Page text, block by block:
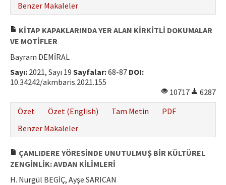
Benzer Makaleler
KİTAP KAPAKLARINDA YER ALAN KİRKİTLİ DOKUMALAR
VE MOTİFLER
Bayram DEMİRAL
Sayı: 2021, Sayı 19 Sayfalar:68-87 DOI:
10.34242/akmbaris.2021.155
10717
6287
Özet
Özet (English) Tam Metin
PDF
Benzer Makaleler
ÇAMLIDERE YÖRESİNDE UNUTULMUŞ BİR KÜLTÜREL
ZENGİNLİK: AVDAN KİLİMLERİ
H. Nurgül BEGİÇ, Ayşe SARICAN